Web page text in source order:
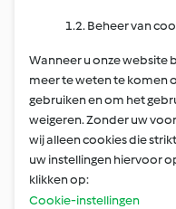
1.2. Beheer van
Wanneer u onze website
meer te weten te komen
gebruiken en om het
weigeren. Zonder uw
wij alleen cookies die
uw instellingen hiervoor
klikken op:
Cookie-instellingen